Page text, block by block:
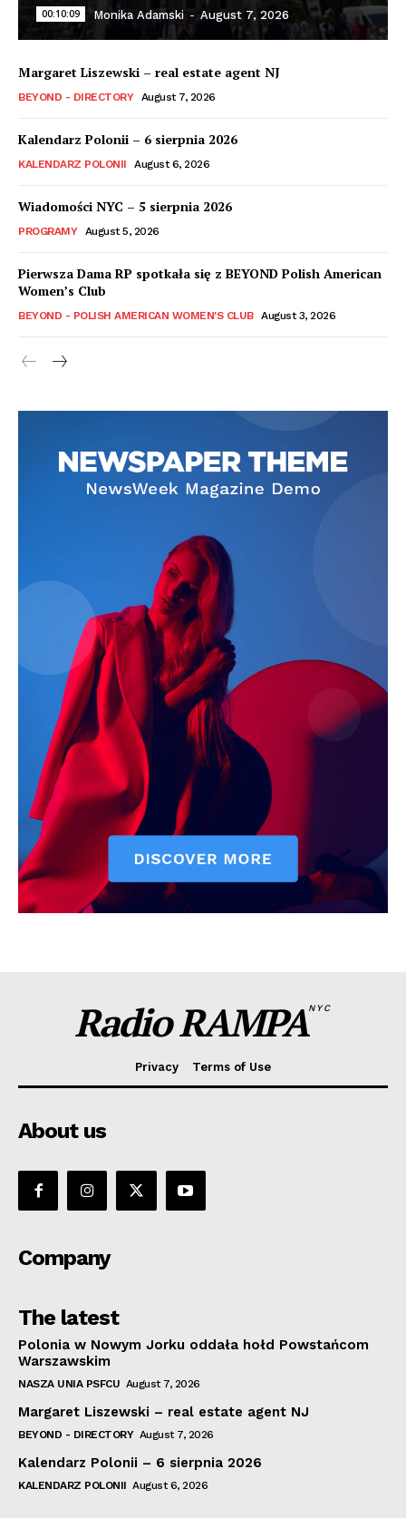
00:10:09 Monika Adamski - August 7, 2026
Margaret Liszewski – real estate agent NJ
BEYOND - DIRECTORY August 7, 2026
Kalendarz Polonii – 6 sierpnia 2026
KALENDARZ POLONII August 6, 2026
Wiadomości NYC – 5 sierpnia 2026
PROGRAMY August 5, 2026
Pierwsza Dama RP spotkała się z BEYOND Polish American
Women’s Club
BEYOND - POLISH AMERICAN WOMEN'S CLUB August 3, 2026
Radio RAMPANYC
Privacy Terms of Use
About us
Company
The latest
Polonia w Nowym Jorku oddała hołd Powstańcom
Warszawskim
NASZA UNIA PSFCU August 7, 2026
Margaret Liszewski – real estate agent NJ
BEYOND - DIRECTORY August 7, 2026
Kalendarz Polonii – 6 sierpnia 2026
KALENDARZ POLONII August 6, 2026